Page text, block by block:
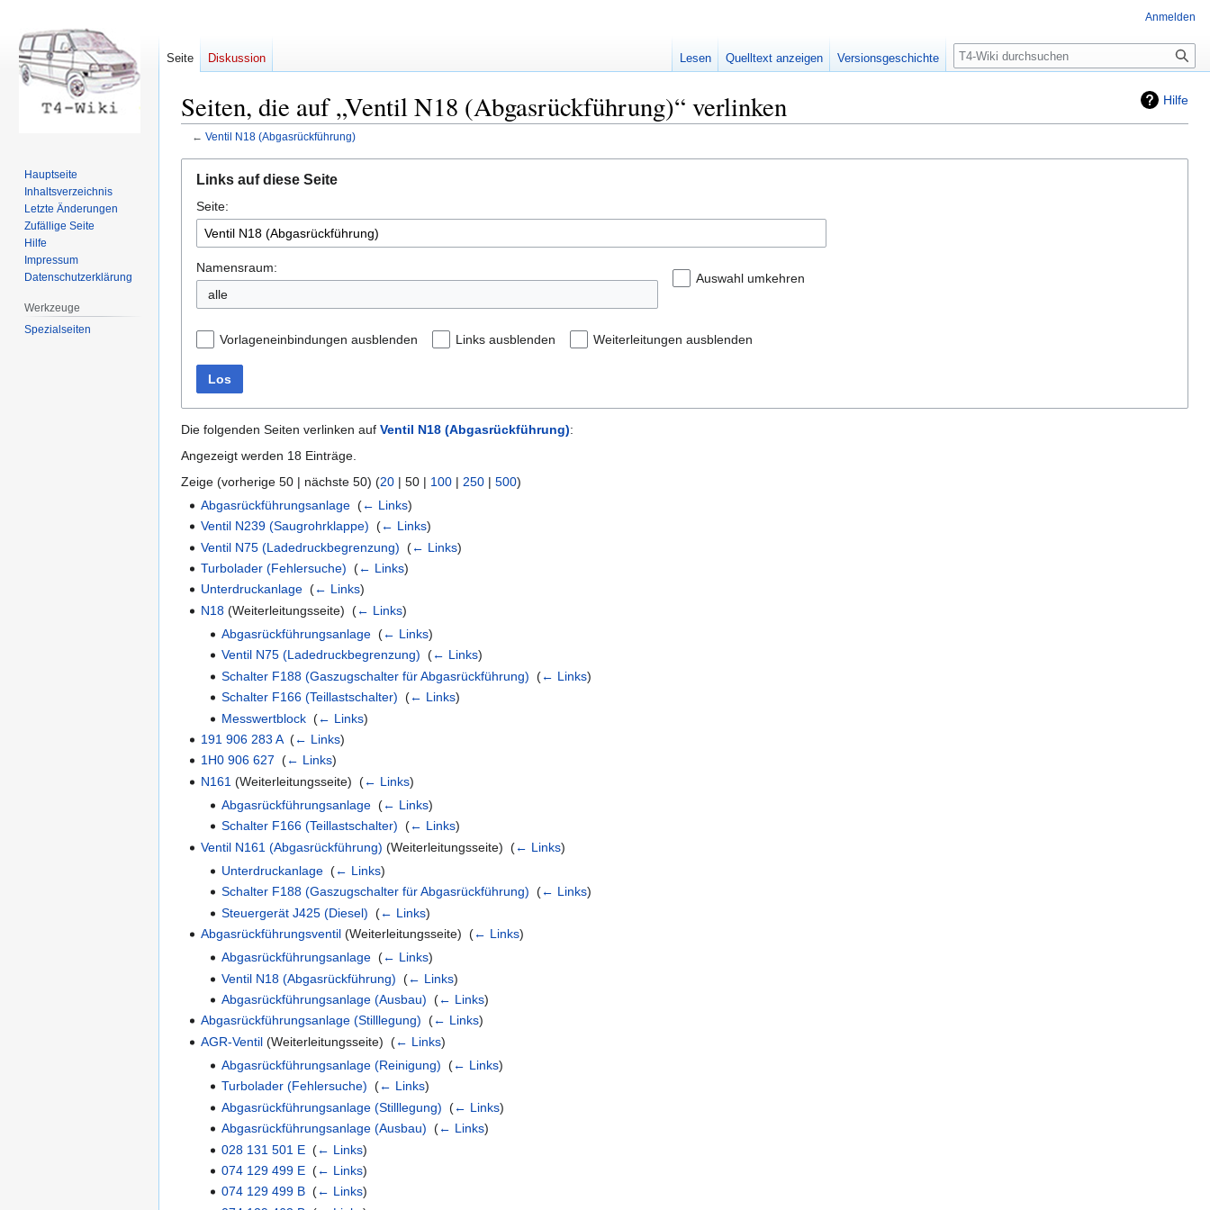
Hilfe
Seiten, die auf „Ventil N18 (Abgasrückführung)“ verlinken
← Ventil N18 (Abgasrückführung)
Navigation
springen
Suche
springen
Links auf diese Seite
Seite:
Namensraum:
Auswahl umkehren
Vorlageneinbindungen ausblenden Links ausblenden Weiterleitungen ausblenden
Los
Die folgenden Seiten verlinken auf Ventil N18 (Abgasrückführung):
Angezeigt werden 18 Einträge.
Zeige (vorherige 50 | nächste 50) (20 | 50 | 100 | 250 | 500)
Abgasrückführungsanlage ‎(← Links)
Ventil N239 (Saugrohrklappe) ‎(← Links)
Ventil N75 (Ladedruckbegrenzung) ‎(← Links)
Turbolader (Fehlersuche) ‎(← Links)
Unterdruckanlage ‎(← Links)
N18 (Weiterleitungsseite) ‎(← Links)
Abgasrückführungsanlage‎ (← Links)
Ventil N75 (Ladedruckbegrenzung) (← Links)
Schalter F188 (Gaszugschalter für Abgasrückführung) (← Links)
Schalter F166 (Teillastschalter) (← Links)
Messwertblock‎ (← Links)
191 906 283 A‎(← Links)
1H0 906 627 ‎(← Links)
N161 (Weiterleitungsseite) ‎(← Links)
Abgasrückführungsanlage‎ (← Links)
Schalter F166 (Teillastschalter) (← Links)
Ventil N161 (Abgasrückführung) (Weiterleitungsseite) ‎(← Links)
Unterdruckanlage‎ (← Links)
Schalter F188 (Gaszugschalter für Abgasrückführung) (← Links)
Steuergerät J425 (Diesel) (← Links)
Abgasrückführungsventil (Weiterleitungsseite) ‎(← Links)
Abgasrückführungsanlage‎ (← Links)
Ventil N18 (Abgasrückführung) (← Links)
Abgasrückführungsanlage (Ausbau) (← Links)
Abgasrückführungsanlage (Stilllegung) ‎(← Links)
AGR-Ventil (Weiterleitungsseite) ‎(← Links)
Abgasrückführungsanlage (Reinigung) (← Links)
Turbolader (Fehlersuche) (← Links)
Abgasrückführungsanlage (Stilllegung) (← Links)
Abgasrückführungsanlage (Ausbau) (← Links)
028 131 501 E‎ (← Links)
074 129 499 E‎ (← Links)
074 129 499 B‎ (← Links)
Anmelden
Seite Diskussion Lesen Quelltext anzeigen Versionsgeschichte Suche
Hauptseite
Inhaltsverzeichnis
Letzte Änderungen
Zufällige Seite
Hilfe
Impressum
Datenschutzerklärung
Werkzeuge
Spezialseiten